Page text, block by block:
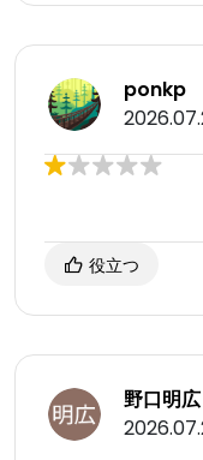
ponkp
役立つ
野口明広